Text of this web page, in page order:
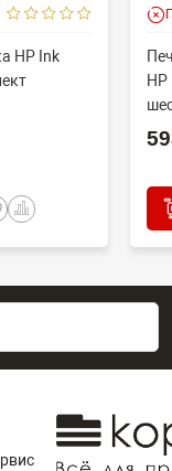
HP Ink
...